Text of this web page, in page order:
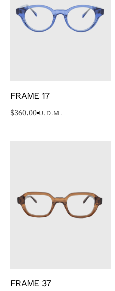
FRAME 17
$360.00 U.D.M.
FRAME 37